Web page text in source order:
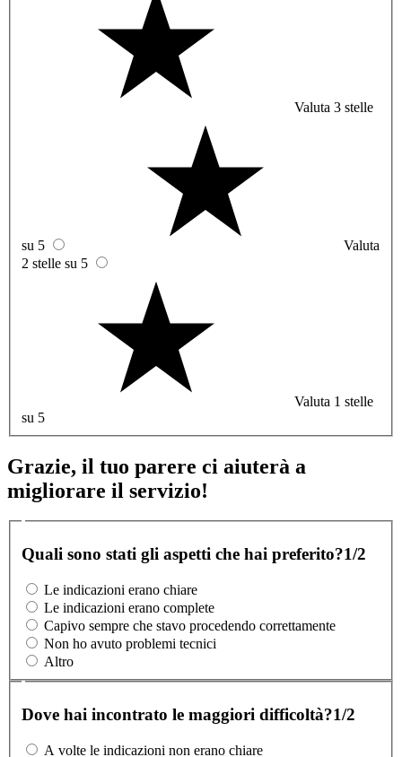
Valuta 3 stelle
su 5
Valuta
2 stelle su 5
Valuta 1 stelle
su 5
Grazie, il tuo parere ci aiuterà a
migliorare il servizio!
Quali sono stati gli aspetti che hai preferito?1/2
Le indicazioni erano chiare
Le indicazioni erano complete
Capivo sempre che stavo procedendo correttamente
Non ho avuto problemi tecnici
Altro
Dove hai incontrato le maggiori difficoltà?1/2
A volte le indicazioni non erano chiare